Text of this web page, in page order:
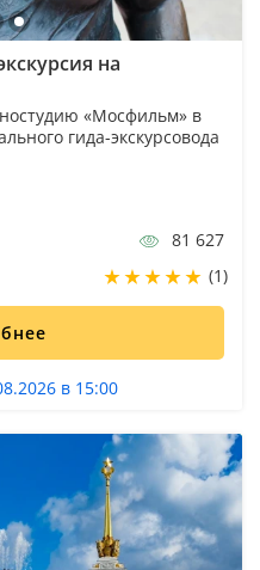
на
«Мосфильм» в
гида-экскурсовода
81 627
(1)
в 15:00